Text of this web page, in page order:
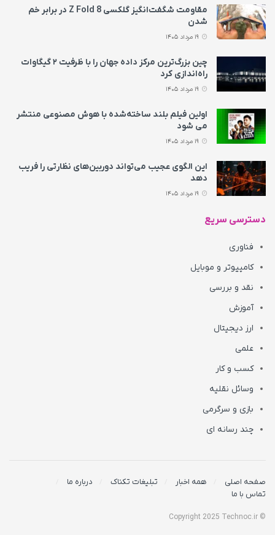
مقاومت شگفت‌انگیز گلکسی Z Fold 8 در برابر خم
شدن
چین بزرگ‌ترین مرکز داده جهان را با ظرفیت ۲ گیگاوات
راه‌اندازی کرد
اولین فیلم بلند ساخته‌شده با هوش مصنوعی منتشر
می‌ شود
این الگوی عجیب می‌تواند دوربین‌های نظارتی را فریب
دهد
دسترسی سریع
فناوری
کامپیوتر و موبایل
نقد و بررسی
آموزش
ارز دیجیتال
علمی
کسب و کار
وسائل نقلیه
بازی و سرگرمی
چند رسانه ای
صفحه اصلی همه اخبار تبلیغات تکناک
درباره ما
تماس با ما
© Copyright 2025 Technoc.ir